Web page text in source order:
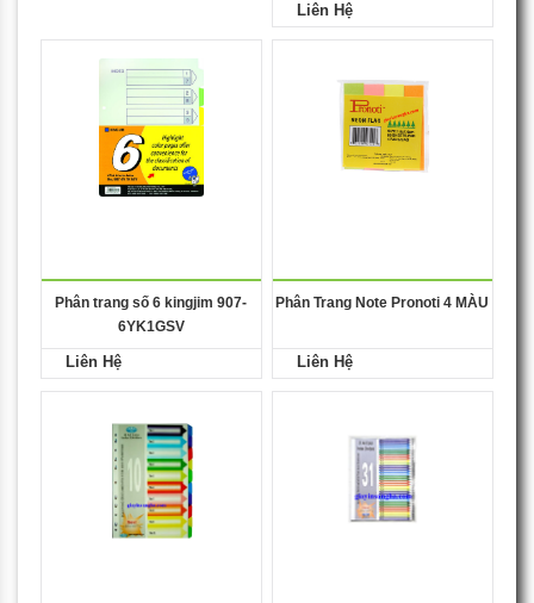
Liên Hệ
Phân trang số 6 kingjim 907-
6YK1GSV
Liên Hệ
Phân Trang Note Pronoti 4 MÀU
Liên Hệ